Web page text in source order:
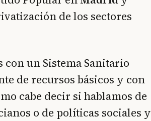
de los sectores
un Sistema Sanitario
de recursos básicos y con
cabe decir si hablamos de
o de políticas sociales y